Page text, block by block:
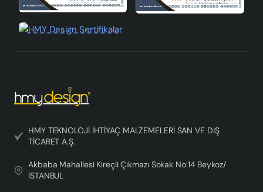
HMY TEKNOLOJİ İHTİYAÇ MALZEMELERİ SAN VE DIŞ
TİCARET A.Ş.
Akbaba Mahallesi Kireçli Çıkmazı Sokak No:14 Beykoz/
İSTANBUL